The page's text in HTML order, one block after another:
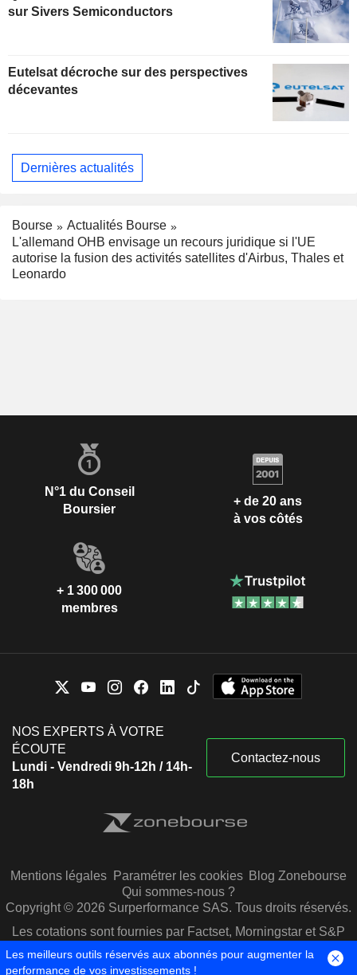
sur Sivers Semiconductors
Eutelsat décroche sur des perspectives
décevantes
Dernières actualités
Bourse
Actualités Bourse
L'allemand OHB envisage un recours juridique si l'UE
autorise la fusion des activités satellites d'Airbus, Thales et
Leonardo
N°1 du Conseil
Boursier
+ de 20 ans
à vos côtés
+ 1 300 000
membres
NOS EXPERTS À VOTRE
ÉCOUTE
Lundi - Vendredi 9h-12h / 14h-
18h
Contactez-nous
Mentions légales Paramétrer les cookies Blog Zonebourse
Qui sommes-nous ?
Copyright © 2026 Surperformance SAS. Tous droits réservés.
Les cotations sont fournies par Factset, Morningstar et S&P
Capital IQ
Les meilleurs outils réservés aux abonnés pour augmenter la
performance de vos investissements !